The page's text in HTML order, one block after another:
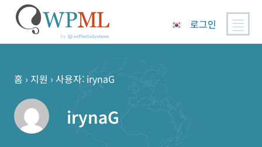
로그인
홈 › 지원 › 사용자: irynaG
irynaG